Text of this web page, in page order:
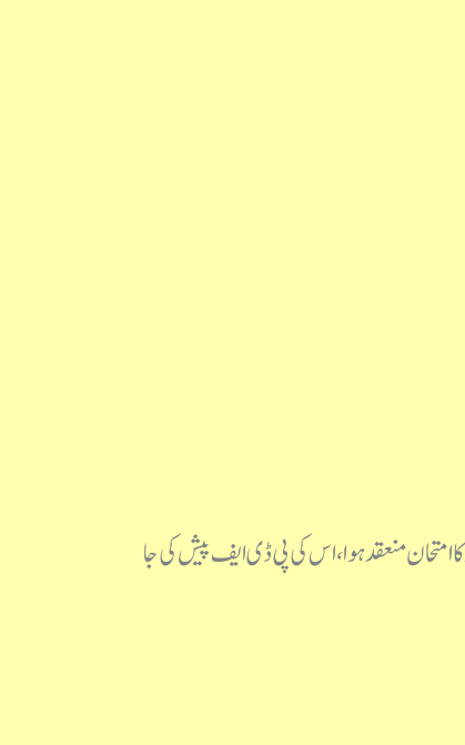
نیٹ جے آر ایف اردو دسمبر 2022 سوالنامہ مع جوابی کلید بروز بدھ بتاریخ 22 فروری 2023 کو نیٹ جے آر ایف دسمبر 2022 کا امتحان منعقد ہوا، اس کی پی ڈی ایف پیش کی جا